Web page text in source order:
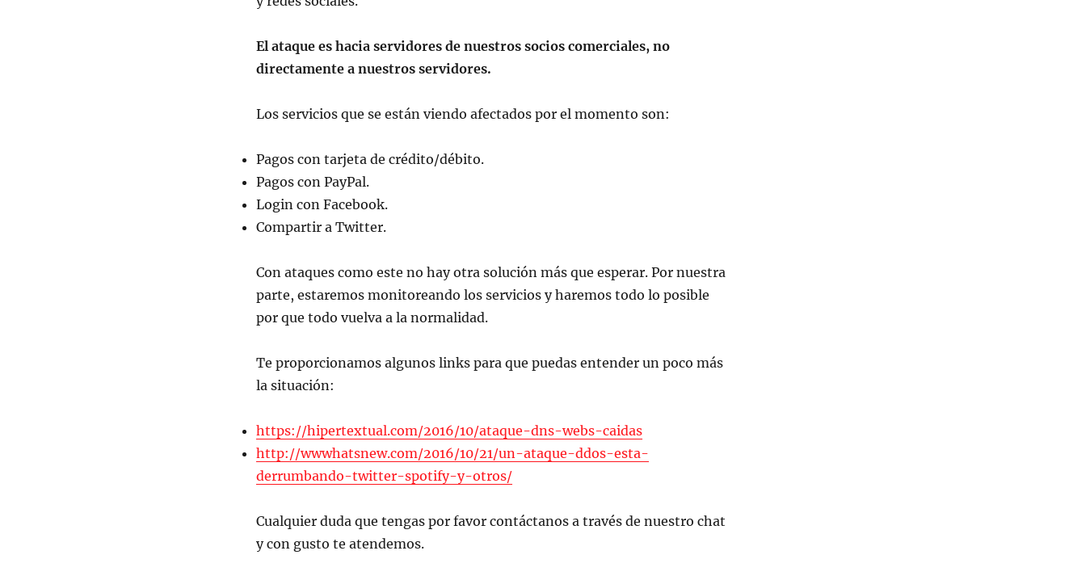
El ataque es hacia servidores de nuestros socios comerciales, no
directamente a nuestros servidores.
Los servicios que se están viendo afectados por el momento son:
Pagos con tarjeta de crédito/débito.
Pagos con PayPal.
Login con Facebook.
Compartir a Twitter.
Con ataques como este no hay otra solución más que esperar. Por nuestra
parte, estaremos monitoreando los servicios y haremos todo lo posible
por que todo vuelva a la normalidad.
Te proporcionamos algunos links para que puedas entender un poco más
la situación:
https://hipertextual.com/2016/10/ataque-dns-webs-caidas
http://wwwhatsnew.com/2016/10/21/un-ataque-ddos-esta-
derrumbando-twitter-spotify-y-otros/
Cualquier duda que tengas por favor contáctanos a través de nuestro chat
y con gusto te atendemos.